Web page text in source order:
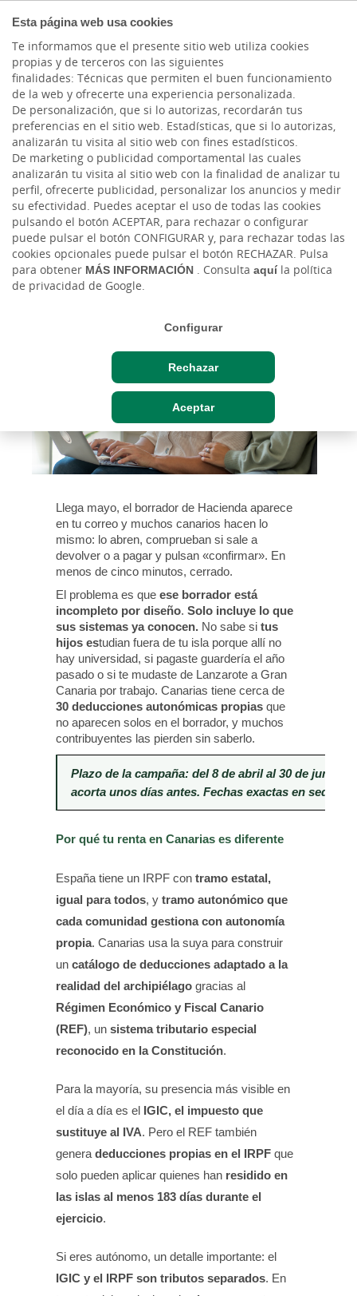
Esta página web usa cookies
Te informamos que el presente sitio web utiliza cookies
propias y de terceros con las siguientes
finalidades: Técnicas que permiten el buen funcionamiento
de la web y ofrecerte una experiencia personalizada.
De personalización, que si lo autorizas, recordarán tus
preferencias en el sitio web. Estadísticas, que si lo autorizas,
analizarán tu visita al sitio web con fines estadísticos.
De marketing o publicidad comportamental las cuales
analizarán tu visita al sitio web con la finalidad de analizar tu
perfil, ofrecerte publicidad, personalizar los anuncios y medir
su efectividad. Puedes aceptar el uso de todas las cookies
pulsando el botón ACEPTAR, para rechazar o configurar
puede pulsar el botón CONFIGURAR y, para rechazar todas las
cookies opcionales puede pulsar el botón RECHAZAR. Pulsa
para obtener MÁS INFORMACIÓN . Consulta aquíla política
de privacidad de Google.
Configurar
Rechazar
Aceptar
Actualidad
Declaración de la renta
en Canarias: lo que el
borrador no te cuenta
Lun, 25/05/2026 - 12:00
Llega mayo, el borrador de Hacienda aparece
en tu correo y muchos canarios hacen lo
mismo: lo abren, comprueban si sale a
devolver o a pagar y pulsan «confirmar». En
menos de cinco minutos, cerrado.
El problema es que ese borrador está
incompleto por diseño. Solo incluye lo que
sus sistemas ya conocen. No sabe si tus
hijos estudian fuera de tu isla porque allí no
hay universidad, si pagaste guardería el año
pasado o si te mudaste de Lanzarote a Gran
Canaria por trabajo. Canarias tiene cerca de
30 deducciones autonómicas propias que
no aparecen solos en el borrador, y muchos
contribuyentes las pierden sin saberlo.
Plazo de la campaña: del 8 de abril al 30 de junio.
acorta unos días antes. Fechas exactas en
Por qué tu renta en Canarias es diferente
España tiene un IRPF con tramo estatal,
igual para todos, y tramo autonómico que
cada comunidad gestiona con autonomía
propia. Canarias usa la suya para construir
un catálogo de deducciones adaptado a la
realidad del archipiélago gracias al
Régimen Económico y Fiscal Canario
(REF), un sistema tributario especial
reconocido en la Constitución.
Para la mayoría, su presencia más visible en
el día a día es el IGIC, el impuesto que
sustituye al IVA. Pero el REF también
genera deducciones propias en el IRPF que
solo pueden aplicar quienes han residido en
las islas al menos 183 días durante el
ejercicio.
Si eres autónomo, un detalle importante: el
IGIC y el IRPF son tributos separados. En